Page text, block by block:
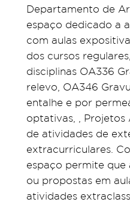
Departamento de
espaço dedicado a
com aulas
dos cursos
disciplinas OA336
relevo, OA346
entalhe e por
optativas, , Projetos
de atividades de
extracurriculares.
espaço permite que
ou propostas em
atividades